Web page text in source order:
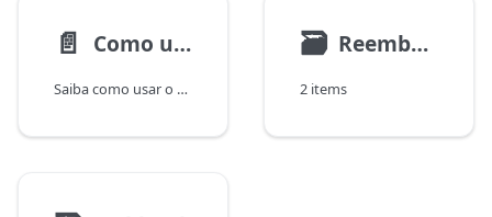
📄️ Como usar o Woovi QR por API
Saiba como usar o Woovi QR para checkout físico, onde um único QR Code pode ser reutilizado para múltiplas cobranças no caixa.
🗃 Reembolso de cobrança
2 items